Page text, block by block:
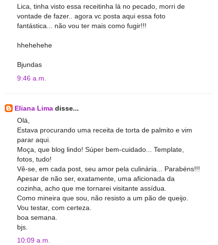
Lica, tinha visto essa receitinha lá no pecado, morri de
vontade de fazer.. agora vc posta aqui essa foto
fantástica... não vou ter mais como fugir!!!
hhehehehe
Bjundas
9:46 a.m.
Eliana Lima disse...
Olá,
Estava procurando uma receita de torta de palmito e vim
parar aqui.
Moça, que blog lindo! Súper bem-cuidado... Template,
fotos, tudo!
Vê-se, em cada post, seu amor pela culinária... Parabéns!!!
Apesar de não ser, exatamente, uma aficionada da
cozinha, acho que me tornarei visitante assídua.
Como mineira que sou, não resisto a um pão de queijo.
Vou testar, com certeza.
boa semana.
bjs.
10:09 a.m.